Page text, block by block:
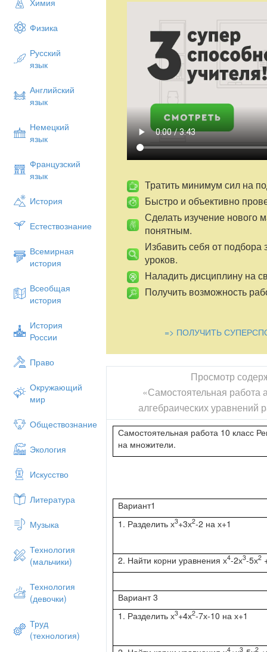
Химия
Физика
Русский
язык
Английский
язык
Немецкий
язык
Французский
язык
История
Естествознание
Всемирная
история
Всеобщая
история
История
России
Право
Окружающий
мир
Обществознание
Экология
Искусство
Литература
Музыка
Технология
(мальчики)
Технология
(девочки)
Труд
(технология)
Тратить минимум сил на
Быстро и объективно
Сделать изучение нового
понятным.
Избавить себя от подбора
уроков.
Наладить дисциплину на
Получить возможность
=> ПОЛУЧИТЬ
Просмотр
«Самостоятельная
алгебраических
Самостоятельная работа 10 класс
на множители.
Вариант1
1. Разделить х3+3х2-2 на х+1
2. Найти корни уравнения х4-2х3-5х2
Вариант 3
1. Разделить х3+4х2-7х-10 на х+1
4 3 2